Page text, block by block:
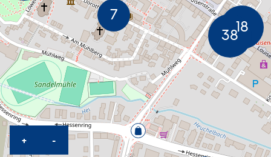
+KARTE HEREINZOOMEN
-KARTE HERAUSZOOMEN